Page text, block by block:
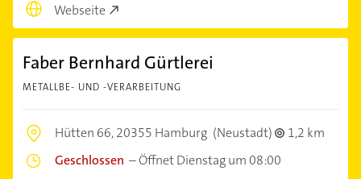
Webseite
Faber Bernhard Gürtlerei
METALLBE- UND -VERARBEITUNG
Hütten 66,20355 Hamburg (Neustadt)
1,2 km
Geschlossen –Öffnet Dienstag um 08:00